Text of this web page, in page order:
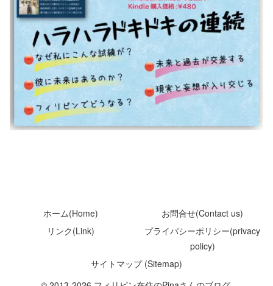
ホーム(Home)
お問合せ(Contact us)
リンク(Link)
プライバシーポリシー(privacy
policy)
サイトマップ (Sitemap)